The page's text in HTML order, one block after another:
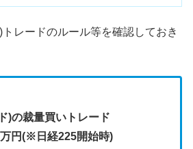
レードのルール等を確認しておき
)の裁量買いトレード
万円(※日経225開始時)